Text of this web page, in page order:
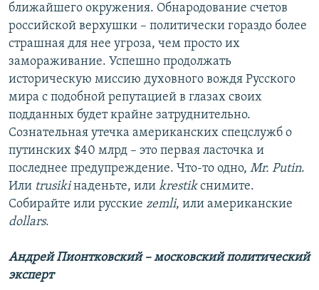
ближайшего окружения. Обнародование счетов
российской верхушки – политически гораздо более
страшная для нее угроза, чем просто их
замораживание. Успешно продолжать
историческую миссию духовного вождя Русского
мира с подобной репутацией в глазах своих
подданных будет крайне затруднительно.
Сознательная утечка американских спецслужб о
путинских $40 млрд – это первая ласточка и
последнее предупреждение. Что-то одно, Mr. Putin.
Или trusikiнаденьте, или krestikснимите.
Собирайте или русские zemli, или американские
dollars.
Андрей Пионтковский – московский политический
эксперт